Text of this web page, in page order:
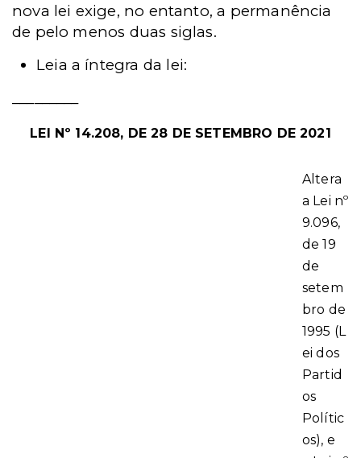
nova lei exige, no entanto, a permanência
de pelo menos duas siglas.
Leia a íntegra da lei:
LEI Nº 14.208, DE 28 DE SETEMBRO DE 2021
Altera
a Lei nº
9.096,
de 19
de
setem
bro de
1995 (L
ei dos
Partid
os
Polític
os), e